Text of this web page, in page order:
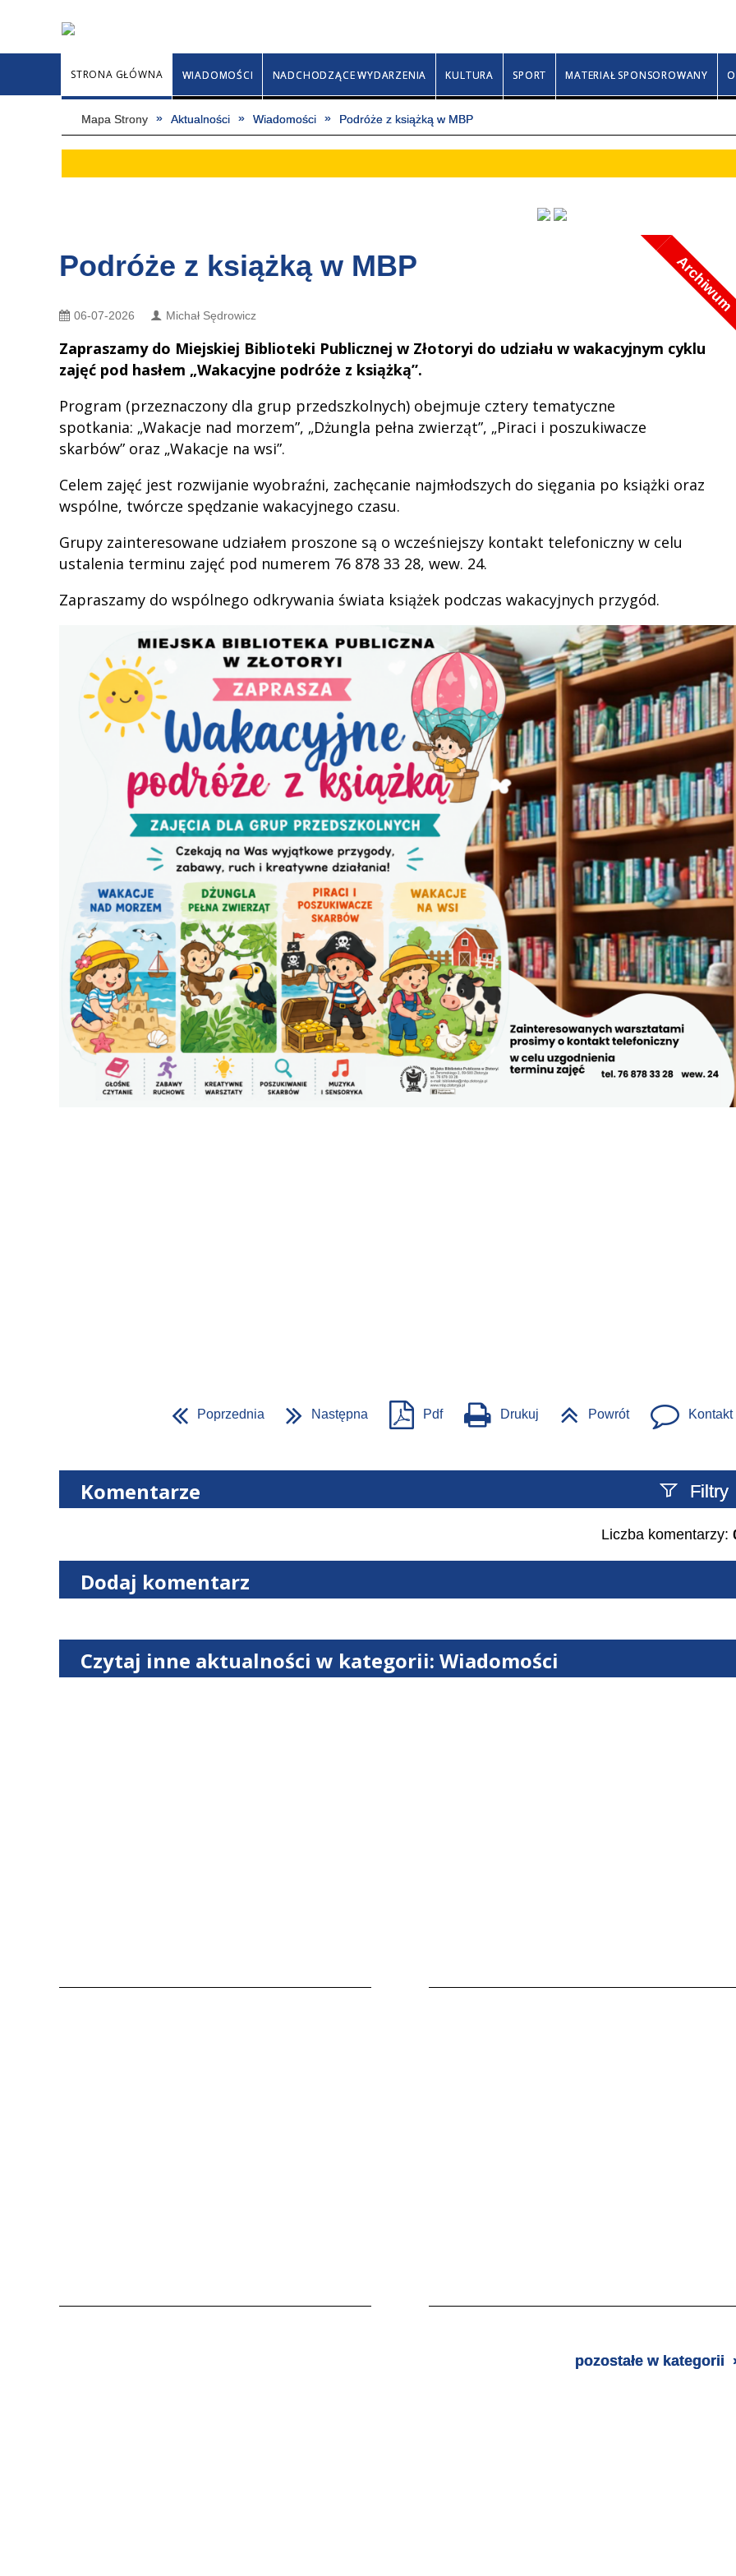
Sobota, 8 sierpnia 2026 Izy, Rajmunda,
STRONA GŁÓWNA WIADOMOŚCI NADCHODZĄCE WYDARZENIA KULTURA SPORT MATERIAŁ SPONSOROWANY
Mapa Strony Aktualności Wiadomości Podróże z książką w MBP
Podróże z książką w MBP Archiwum
06-07-2026 Michał Sędrowicz
Zapraszamy do Miejskiej Biblioteki Publicznej w Złotoryi do udziału w wakacyjnym cyklu
zajęć pod hasłem „Wakacyjne podróże z książką”.
Program (przeznaczony dla grup przedszkolnych) obejmuje cztery tematyczne
spotkania: „Wakacje nad morzem”, „Dżungla pełna zwierząt”, „Piraci i poszukiwacze
skarbów” oraz „Wakacje na wsi”.
Celem zajęć jest rozwijanie wyobraźni, zachęcanie najmłodszych do sięgania po książki oraz
wspólne, twórcze spędzanie wakacyjnego czasu.
Grupy zainteresowane udziałem proszone są o wcześniejszy kontakt telefoniczny w celu
ustalenia terminu zajęć pod numerem 76 878 33 28, wew. 24.
Zapraszamy do wspólnego odkrywania świata książek podczas wakacyjnych przygód.
Poprzednia Następna Pdf Drukuj Powrót Kontakt
Komentarze Filtry
Szukany tekst
Liczba komentarzy:
Dodaj komentarz
Czytaj inne aktualności w kategorii: Wiadomości
pozostałe w kategorii